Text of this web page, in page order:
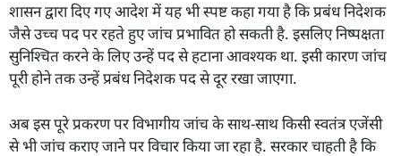
शासन द्वारा दिए गए आदेश में यह भी स्पष्ट कहा गया है कि प्रबंध निदेशक
जैसे उच्च पद पर रहते हुए जांच प्रभावित हो सकती है. इसलिए निष्पक्षता
सुनिश्चित करने के लिए उन्हें पद से हटाना आवश्यक था. इसी कारण जांच
पूरी होने तक उन्हें प्रबंध निदेशक पद से दूर रखा जाएगा.
अब इस पूरे प्रकरण पर विभागीय जांच के साथ-साथ किसी स्वतंत्र एजेंसी
से भी जांच कराए जाने पर विचार किया जा रहा है. सरकार चाहती है कि